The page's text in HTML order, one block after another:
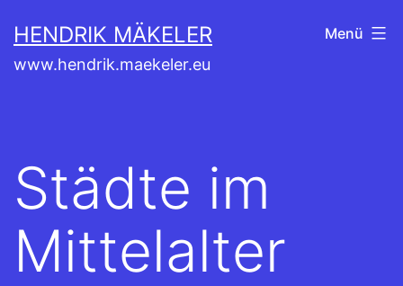
Inhalt
springen
HENDRIK MÄKELER
www.hendrik.maekeler.eu
Menü
Städte im
Mittelalter